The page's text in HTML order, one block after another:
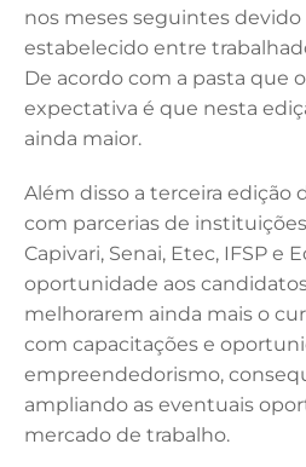
nos meses seguintes
estabelecido entre
De acordo com a pasta que
expectativa é que nesta
ainda maior.
Além disso a terceira edição
com parcerias de
Capivari, Senai, Etec, IFSP e
oportunidade aos
melhorarem ainda mais o
com capacitações e
empreendedorismo,
ampliando as eventuais
mercado de trabalho.